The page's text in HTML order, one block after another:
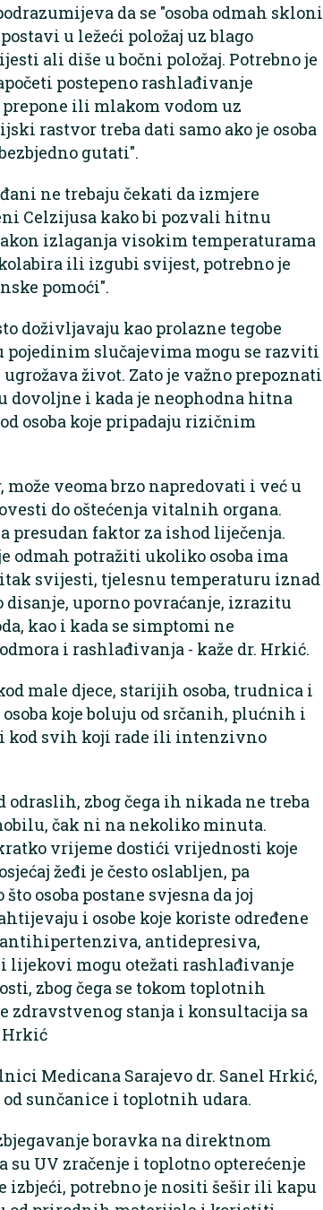
da se "osoba odmah skloni
u ležeći položaj uz blago
ali diše u bočni položaj. Potrebno je
postepeno rashlađivanje
ili mlakom vodom uz
rastvor treba dati samo ako je osoba
gutati".
ne trebaju čekati da izmjere
Celzijusa kako bi pozvali hitnu
izlaganja visokim temperaturama
ili izgubi svijest, potrebno je
pomoći".
doživljavaju kao prolazne tegobe
slučajevima mogu se razviti
život. Zato je važno prepoznati
dovoljne i kada je neophodna hitna
osoba koje pripadaju rizičnim
veoma brzo napredovati i već u
do oštećenja vitalnih organa.
presudan faktor za ishod liječenja.
odmah potražiti ukoliko osoba ima
svijesti, tjelesnu temperaturu iznad
disanje, uporno povraćanje, izrazitu
kao i kada se simptomi ne
i rashlađivanja - kaže dr. Hrkić.
male djece, starijih osoba, trudnica i
koje boluju od srčanih, plućnih i
kod svih koji rade ili intenzivno
odraslih, zbog čega ih nikada ne treba
čak ni na nekoliko minuta.
vrijeme dostići vrijednosti koje
žeđi je često oslabljen, pa
osoba postane svjesna da joj
i osobe koje koriste određene
antidepresiva,
mogu otežati rashlađivanje
zbog čega se tokom toplotnih
zdravstvenog stanja i konsultacija sa
Hrkić
Medicana Sarajevo dr. Sanel Hrkić,
sunčanice i toplotnih udara.
boravka na direktnom
su UV zračenje i toplotno opterećenje
izbjeći, potrebno je nositi šešir ili kapu